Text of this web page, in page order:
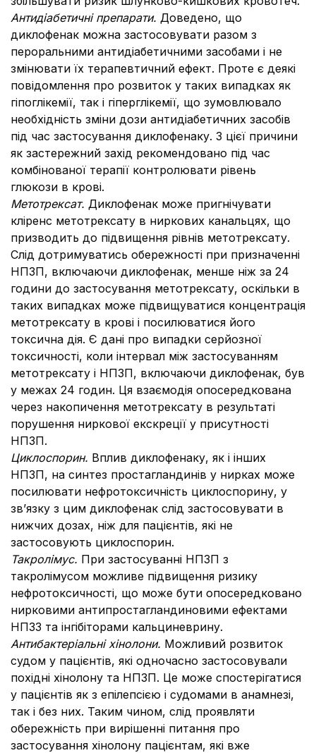
Антидіабетичні препарати. Доведено, що
диклофенак можна застосовувати разом з
пероральними антидіабетичними засобами і не
змінювати їх терапевтичний ефект. Проте є деякі
повідомлення про розвиток у таких випадках як
гіпоглікемії, так і гіперглікемії, що зумовлювало
необхідність зміни дози антидіабетичних засобів
під час застосування диклофенаку. З цієї причини
як застережний захід рекомендовано під час
комбінованої терапії контролювати рівень
глюкози в крові.
Метотрексат. Диклофенак може пригнічувати
кліренс метотрексату в ниркових канальцях, що
призводить до підвищення рівнів метотрексату.
Слід дотримуватись обережності при призначенні
НПЗП, включаючи диклофенак, менше ніж за 24
години до застосування метотрексату, оскільки в
таких випадках може підвищуватися концентрація
метотрексату в крові і посилюватися його
токсична дія. Є дані про випадки серйозної
токсичності, коли інтервал між застосуванням
метотрексату і НПЗП, включаючи диклофенак, був
у межах 24 годин. Ця взаємодія опосередкована
через накопичення метотрексату в результаті
порушення ниркової екскреції у присутності
НПЗП.
Циклоспорин. Вплив диклофенаку, як і інших
НПЗП, на синтез простагландинів у нирках може
посилювати нефротоксичність циклоспорину, у
зв’язку з цим диклофенак слід застосовувати в
нижчих дозах, ніж для пацієнтів, які не
застосовують циклоспорин.
Такролімус. При застосуванні НПЗП з
такролімусом можливе підвищення ризику
нефротоксичності, що може бути опосередковано
нирковими антипростагландиновими ефектами
НПЗЗ та інгібіторами кальциневрину.
Антибактеріальні хінолони. Можливий розвиток
судом у пацієнтів, які одночасно застосовували
похідні хінолону та НПЗП. Це може спостерігатися
у пацієнтів як з епілепсією і судомами в анамнезі,
так і без них. Таким чином, слід проявляти
обережність при вирішенні питання про
застосування хінолону пацієнтам, які вже